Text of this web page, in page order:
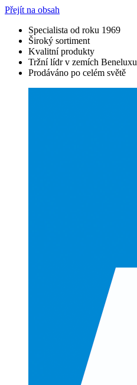
Přejít na obsah
Specialista od roku 1969
Široký sortiment
Kvalitní produkty
Tržní lídr v zemích Beneluxu
Prodáváno po celém světě